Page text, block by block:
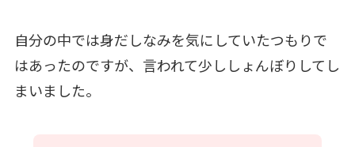
自分の中では身だしなみを気にしていたつもりで
はあったのですが、言われて少ししょんぼりしてし
まいました。